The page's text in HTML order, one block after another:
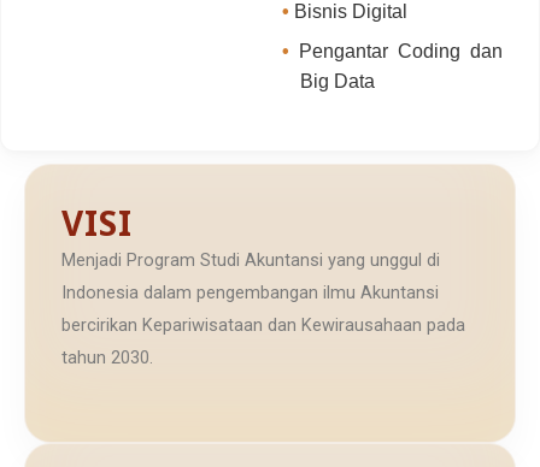
• Bisnis Digital
• Pengantar Coding dan
Big Data
VISI
Menjadi Program Studi Akuntansi yang unggul di
Indonesia dalam pengembangan ilmu Akuntansi
bercirikan Kepariwisataan dan Kewirausahaan pada
tahun 2030.